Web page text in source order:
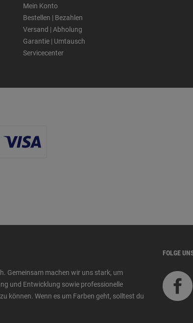
Mein Konto
Bestellen | Bezahlen
Versand | Abholung
Garantie | Umtausch
Servicecenter
Gemeinsam machen wir uns stark, um
und Entwicklung sowie professionelle
können. Wenn es um Farben geht, solltest du
FOLGE